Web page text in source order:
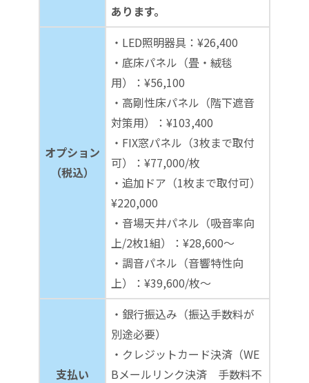
あります。
オプション
（税込）
・LED照明器具：¥26,400
・底床パネル（畳・絨毯
用）：¥56,100
・高剛性床パネル（階下遮音
対策用）：¥103,400
・FIX窓パネル（3枚まで取付
可）：¥77,000/枚
・追加ドア（1枚まで取付可）
¥220,000
・音場天井パネル（吸音率向
上/2枚1組）：¥28,600～
・調音パネル（音響特性向
上）：¥39,600/枚～
支払い
・銀行振込み（振込手数料が
別途必要）
・クレジットカード決済（WE
Bメールリンク決済 手数料不